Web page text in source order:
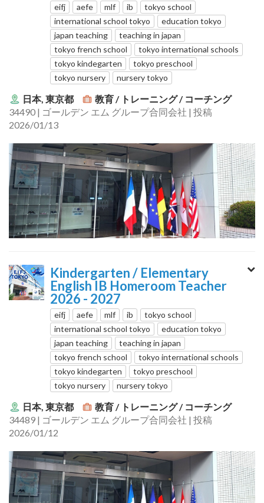
eifj aefe mlf ib
tokyo school
international school tokyo
education tokyo
japan teaching
teaching in japan
tokyo french school
tokyo international schools
tokyo kindegarten
tokyo preschool
tokyo nursery
nursery tokyo
日本, 東京都
教育 / トレーニング / コーチング
34490 | ゴールデン エム グループ合同会社 | 投稿
2026/01/13
Kindergarten / Elementary
English IB Homeroom Teacher
2026 - 2027
eifj aefe mlf ib
tokyo school
international school tokyo
education tokyo
japan teaching
teaching in japan
tokyo french school
tokyo international schools
tokyo kindegarten
tokyo preschool
tokyo nursery
nursery tokyo
日本, 東京都
教育 / トレーニング / コーチング
34489 | ゴールデン エム グループ合同会社 | 投稿
2026/01/12